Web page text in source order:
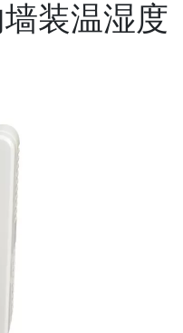
装温湿度